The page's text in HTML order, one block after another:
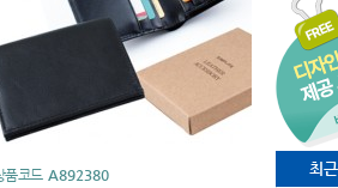
최
품코드 A892380